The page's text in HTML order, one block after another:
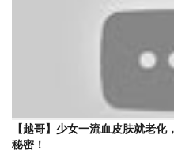
【越哥】少女一流血皮肤就老
秘密！